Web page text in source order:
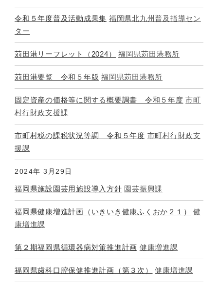
令和５年度普及活動成果集 福岡県北九州普及指導セン
ター
苅田港リーフレット（2024） 福岡県苅田港務所
苅田港要覧 令和５年版 福岡県苅田港務所
固定資産の価格等に関する概要調書 令和５年度 市町
村行財政支援課
市町村税の課税状況等調 令和５年度 市町村行財政支
援課
2024年 3月29日
福岡県施設園芸用施設導入方針 園芸振興課
福岡県健康増進計画（いきいき健康ふくおか２１）
健
康増進課
第２期福岡県循環器病対策推進計画 健康増進課
福岡県歯科口腔保健推進計画（第３次） 健康増進課